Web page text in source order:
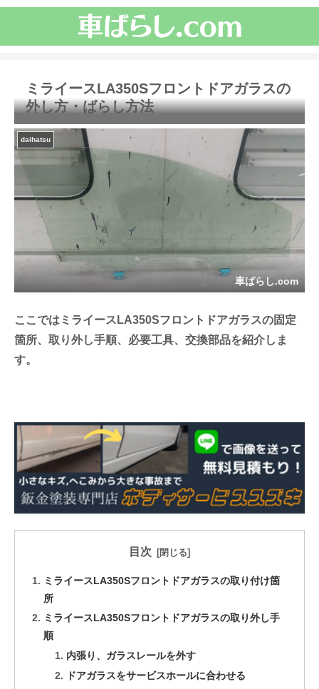
ミライースLA350Sフロントドアガラスの
外し方・ばらし方法
daihatsu
車ばらし.com
ここではミライースLA350Sフロントドアガラスの固定
箇所、取り外し手順、必要工具、交換部品を紹介しま
す。
目次
ミライースLA350Sフロントドアガラスの取り付け箇
所
ミライースLA350Sフロントドアガラスの取り外し手
順
内張り、ガラスレールを外す
ドアガラスをサービスホールに合わせる